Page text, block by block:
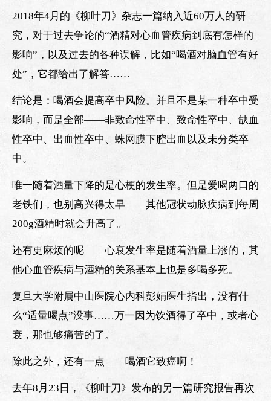
2018年4月的《柳叶刀》杂志一篇纳入近60万人的研
究，对于过去争论的“酒精对心血管疾病到底有怎样的
影响”，以及过去的各种误解，比如“喝酒对脑血管有好
处”，它都给出了解答……
结论是：喝酒会提高卒中风险。并且不是某一种卒中受
影响，而是全部——非致命性卒中、致命性卒中、缺血
性卒中、出血性卒中、蛛网膜下腔出血以及未分类卒
中。
唯一随着酒量下降的是心梗的发生率。但是爱喝两口的
老铁们，也别高兴得太早——其他冠状动脉疾病到每周
200g酒精时就会升高了。
还有更麻烦的呢——心衰发生率是随着酒量上涨的，其
他心血管疾病与酒精的关系基本上也是多喝多死。
复旦大学附属中山医院心内科彭娟医生指出，没有什
么“适量喝点”没事……万一因为饮酒得了卒中，或者心
衰，那也够痛苦的了。
除此之外，还有一点——喝酒它致癌啊！
去年8月23日，《柳叶刀》发布的另一篇研究报告再次